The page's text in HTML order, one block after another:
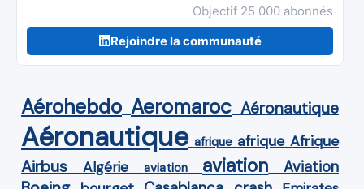
Objectif 25 000 abonnés
Rejoindre la communauté
Aérohebdo Aeromaroc Aéronautique
Aéronautique afrique afrique Afrique
Airbus Algérie aviation aviation Aviation